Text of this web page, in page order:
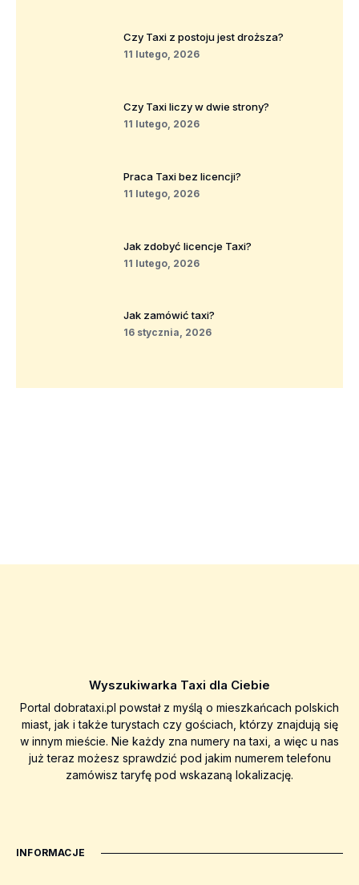
Czy Taxi z postoju jest droższa?
11 lutego, 2026
Czy Taxi liczy w dwie strony?
11 lutego, 2026
Praca Taxi bez licencji?
11 lutego, 2026
Jak zdobyć licencje Taxi?
11 lutego, 2026
Jak zamówić taxi?
16 stycznia, 2026
Wyszukiwarka Taxi dla Ciebie
Portal dobrataxi.pl powstał z myślą o mieszkańcach polskich
miast, jak i także turystach czy gościach, którzy znajdują się
w innym mieście. Nie każdy zna numery na taxi, a więc u nas
już teraz możesz sprawdzić pod jakim numerem telefonu
zamówisz taryfę pod wskazaną lokalizację.
INFORMACJE